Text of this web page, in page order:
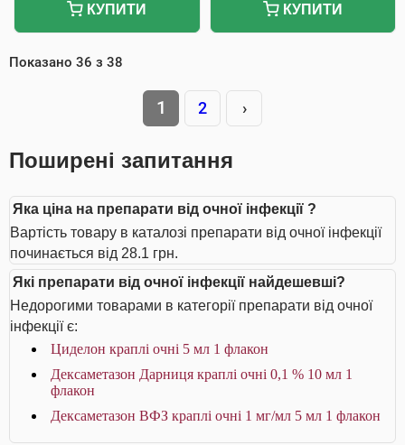
КУПИТИ КУПИТИ
Показано 36 з 38
1 2 ›
Поширені запитання
Яка ціна на препарати від очної інфекції ?
Вартість товару в каталозі препарати від очної інфекції
починається від 28.1 грн.
Які препарати від очної інфекції найдешевші?
Недорогими товарами в категорії препарати від очної
інфекції є:
Циделон краплі очні 5 мл 1 флакон
Дексаметазон Дарниця краплі очні 0,1 % 10 мл 1
флакон
Дексаметазон ВФЗ краплі очні 1 мг/мл 5 мл 1 флакон